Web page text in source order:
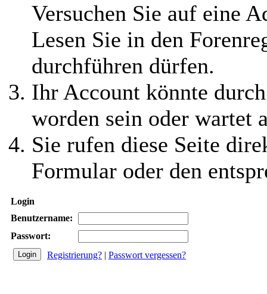
Versuchen Sie auf eine
Lesen Sie in den
durchführen dürfen.
Ihr Account könnte
worden sein oder wartet
Sie rufen diese Seite
Formular oder den
Login
Benutzername:
Passwort:
Registrierung? | Passwort vergessen?